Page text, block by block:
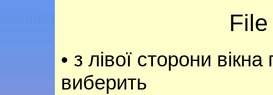
• з лівої сторони
виберить